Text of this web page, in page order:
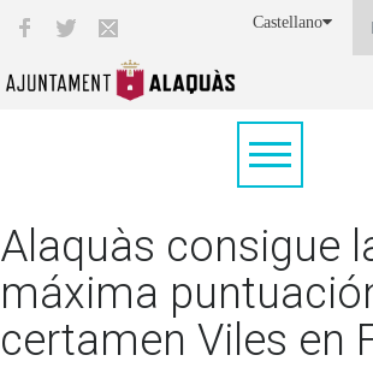
Castellano
Alaquàs consigue
máxima
certamen Viles en